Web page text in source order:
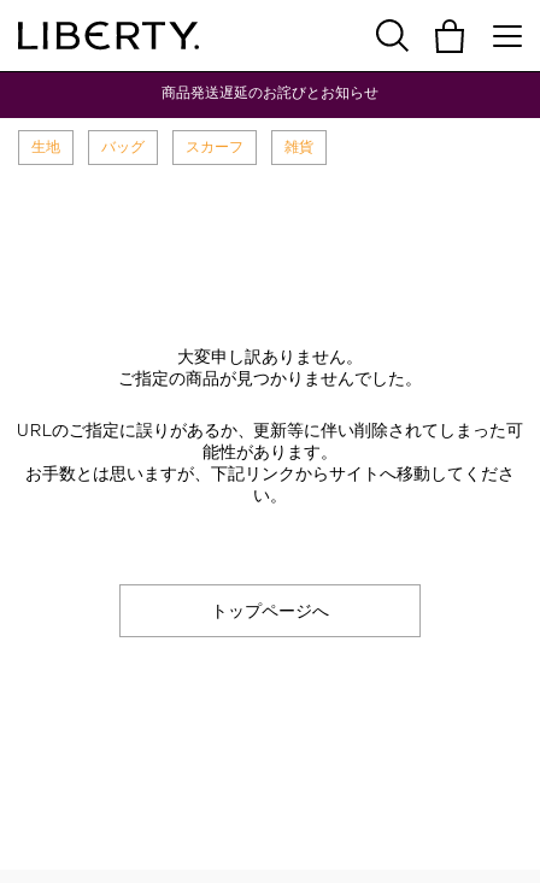
商品発送遅延のお詫びとお知らせ
生地 バッグ スカーフ 雑貨
大変申し訳ありません。
ご指定の商品が見つかりませんでした。
URLのご指定に誤りがあるか、更新等に伴い削除されてしまった可
能性があります。
お手数とは思いますが、下記リンクからサイトへ移動してくださ
い。
トップページへ